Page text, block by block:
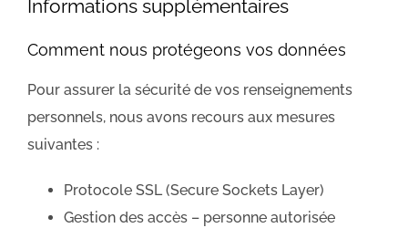
Informations supplémentaires
Comment nous protégeons vos données
Pour assurer la sécurité de vos renseignements
personnels, nous avons recours aux mesures
suivantes :
Protocole SSL (Secure Sockets Layer)
Gestion des accès – personne autorisée